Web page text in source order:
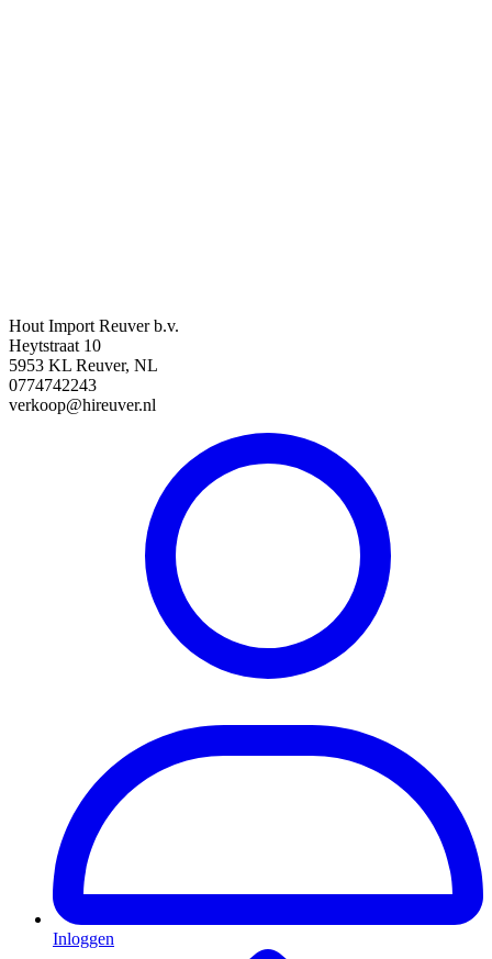
Hout Import Reuver b.v.
Heytstraat 10
5953 KL Reuver, NL
0774742243
verkoop@hireuver.nl
Inloggen